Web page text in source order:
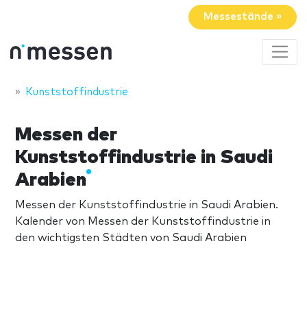
Messestände »
Kunststoffindustrie
Messen der
Kunststoffindustrie in Saudi
Arabien
Messen der Kunststoffindustrie in Saudi Arabien.
Kalender von Messen der Kunststoffindustrie in
den wichtigsten Städten von Saudi Arabien